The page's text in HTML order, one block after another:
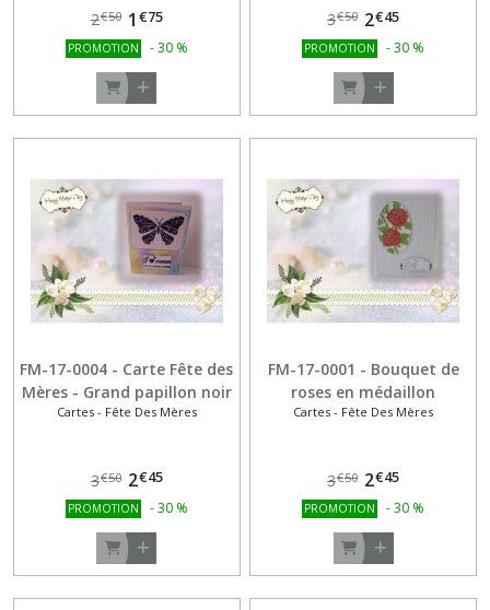
2€50 1 €75
PROMOTION -30 %
3€50 2€45
PROMOTION -30 %
FM-17-0004 - Carte Fête des
Mères - Grand papillon noir
et acidulé
Cartes - Fête Des Mères
3€50 2€45
PROMOTION -30 %
FM-17-0001 - Bouquet de
roses en médaillon
Cartes - Fête Des Mères
3€50 2€45
PROMOTION -30 %